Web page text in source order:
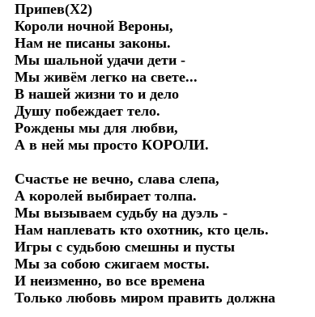
Припев(Х2)
Короли ночной Вероны,
Нам не писаны законы.
Мы шальной удачи дети -
Мы живём легко на свете...
В нашей жизни то и дело
Душу побеждает тело.
Рождены мы для любви,
А в ней мы просто КОРОЛИ.
Счастье не вечно, слава слепа,
А королей выбирает толпа.
Мы вызываем судьбу на дуэль -
Нам наплевать кто охотник, кто цель.
Игры с судьбою смешны и пусты
Мы за собою сжигаем мосты.
И неизменно, во все времена
Только любовь миром править должна